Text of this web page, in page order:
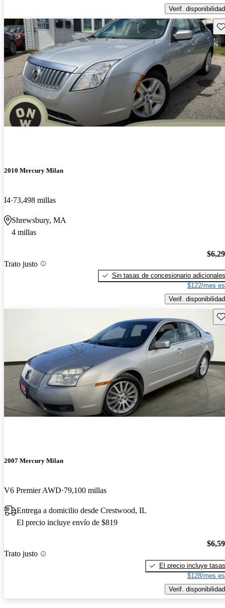
Verif. disponibilidad
2010 Mercury Milan
I4 73,498 millas
Shrewsbury, MA
4 millas
Trato justo
Sin tasas de concesionario adicionales
$122/mes
Verif. disponibilidad
2007 Mercury Milan
V6 Premier AWD 79,100 millas
Entrega a domicilio desde Crestwood, IL
El precio incluye envío de $819
Trato justo
El precio incluye tasas
$128/mes
Verif. disponibilidad